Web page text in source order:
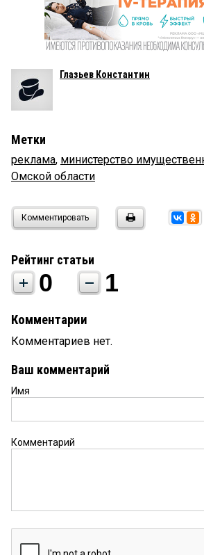
Глазьев Константин
Метки
реклама, министерство
Омской области
Комментировать
Рейтинг статьи
0 1
Комментарии
Комментариев нет.
Ваш комментарий
Имя
Комментарий